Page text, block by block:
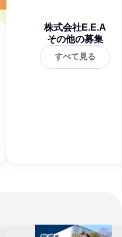
株式会社E.E.A
その他の募集
すべて見る